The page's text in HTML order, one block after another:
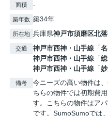
面積 -
築年数 築34年
所在地 兵庫県神戸市須磨区北
交通 神戸市西神・山手線 「
神戸市西神・山手線 「
神戸市西神・山手線 「
備考
今ニーズの高い物件は
ちらの物件では初期費
す。こちらの物件はア
です。SumoSumoでは